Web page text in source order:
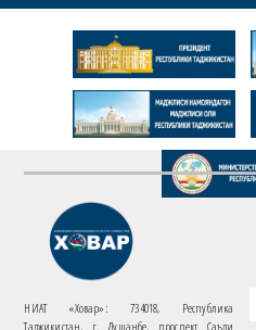
НИАТ «Ховар»: 734018, Республика
Таджикистан, г. Душанбе, проспект Саъди